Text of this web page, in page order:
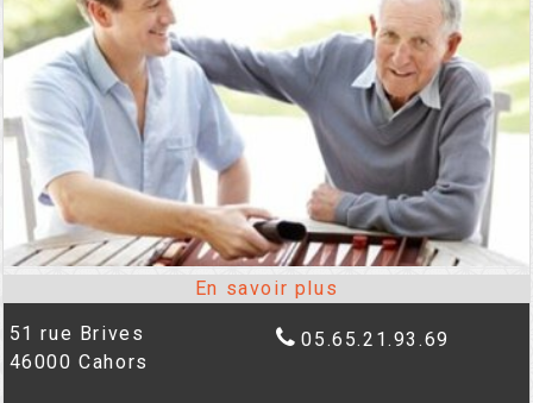
51 rue Brives
46000 Cahors
05.65.21.93.69